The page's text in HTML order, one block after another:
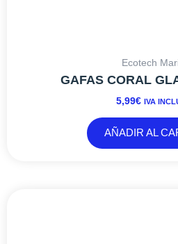
Ecotech
GAFAS CORAL
5,99€ IVA
AÑADIR AL